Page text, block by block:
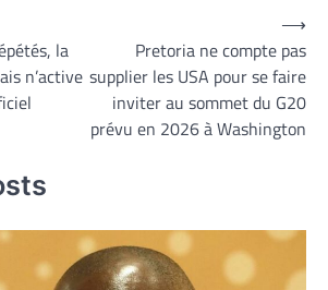
la
n’active
Pretoria ne compte pas
supplier les USA pour se faire
inviter au sommet du G20
prévu en 2026 à Washington
⟶